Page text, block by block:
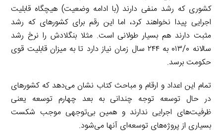
کشوری که رشد منفی دارند (با ادامه وضعیت) هیچگاه قابلیت
اجرایی پیدا نخواهند کرد، اما این رقم برای کشورهای که رشد
مثبت دارند هم بسیار طولانی است. مثلا بنگلادش را نرخ رشد
سالانه ۰۱۳/۰ به ۲۴۴ سال زمان نیاز دارد تا به میزان قابلیت قوی
حکومت برسد.
تمام این اعداد و ارقام و مباحث کتاب نشان می‌دهد که کشورهای
در حال توسعه توجه چندانی به بعد چهارم توسعه یعنی
ظرفیت‌های اجرایی ندارند و همین بی‌توجهی موجب شکست
بسیاری از پروژه‌های توسعه‌ای آنها می‌شود.